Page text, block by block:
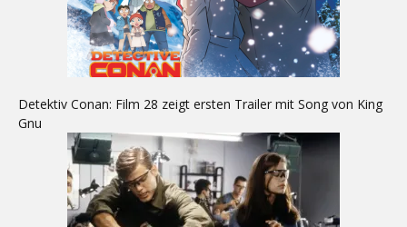
Detektiv Conan: Film 28 zeigt ersten Trailer mit Song von King
Gnu